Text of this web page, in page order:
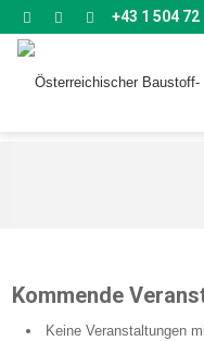
+43 1 504 72
Kommende
Keine Veranstaltungen